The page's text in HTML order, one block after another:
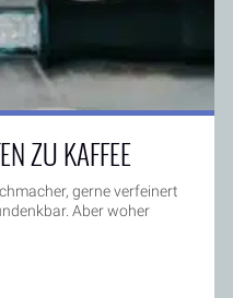
ZU KAFFEE
gerne verfeinert
Aber woher